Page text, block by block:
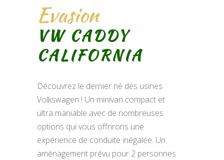
Evasion
VW CADDY
CALIFORNIA
Découvrez le dernier né des usines
Volkswagen ! Un minivan compact et
ultra maniable avec de nombreuses
options qui vous offrirons une
expérience de conduite inégalée. Un
aménagement prévu pour 2 personnes